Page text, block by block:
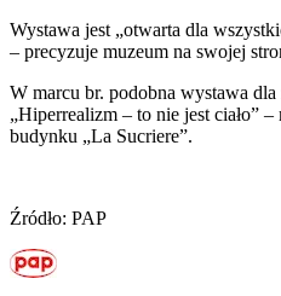
Wystawa jest „otwarta dla
– precyzuje muzeum na swojej
W marcu br. podobna wystawa
„Hiperrealizm – to nie jest ciało”
budynku „La Sucriere”.
Źródło: PAP